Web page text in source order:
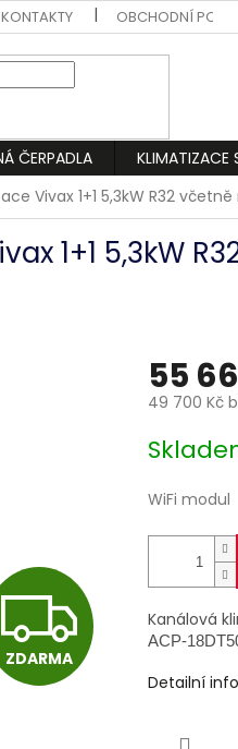
KONTAKTY OBCHODNÍ
ČERPADLA KLIMATIZACE
Vivax 1+1 5,3kW R32
1+1 5,3kW
Z
D
ZDARMA
55
49 700 Kč
cena:
WiFi modul
Kanálová
ACP-
Detailní